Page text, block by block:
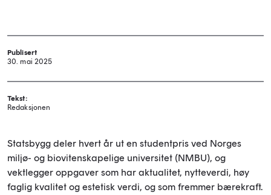
Publisert
30. mai 2025
Tekst:
Redaksjonen
Statsbygg deler hvert år ut en studentpris ved Norges
miljø- og biovitenskapelige universitet (NMBU), og
vektlegger oppgaver som har aktualitet, nytteverdi, høy
faglig kvalitet og estetisk verdi, og som fremmer bærekraft.